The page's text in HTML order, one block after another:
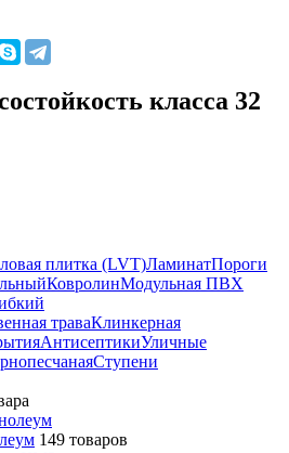
класса 32
плитка (LVT)ЛаминатПороги
КовролинМодульная ПВХ
траваКлинкерная
АнтисептикиУличные
Ступени
149 товаров